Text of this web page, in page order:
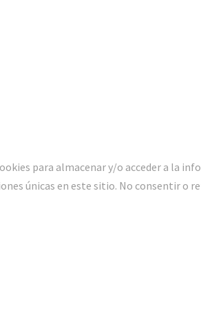
para almacenar y/o acceder a la
únicas en este sitio. No consentir